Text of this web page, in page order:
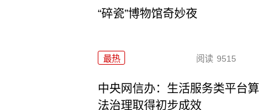
“碎瓷”博物馆奇妙夜
最热 阅读 9515
中央网信办：生活服务类平台算
法治理取得初步成效